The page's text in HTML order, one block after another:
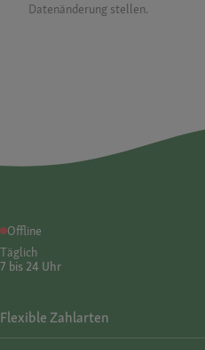
Datenänderung stellen.
Offline
Täglich
7 bis 24 Uhr
Flexible Zahlarten